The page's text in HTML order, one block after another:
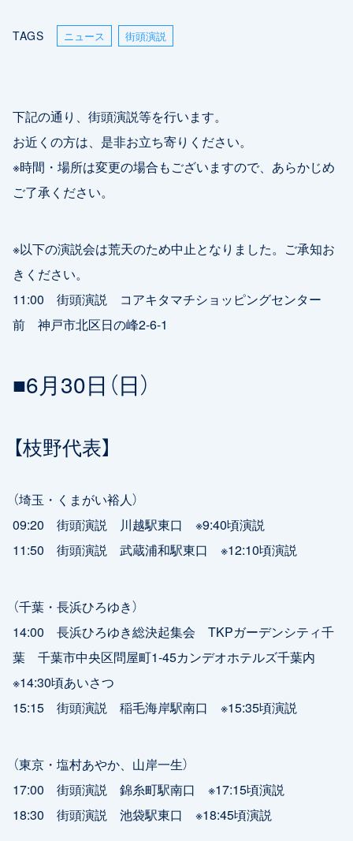
TAGS ニュース 街頭演説
下記の通り、街頭演説等を行います。
お近くの方は、是非お立ち寄りください。
※時間・場所は変更の場合もございますので、あらかじめ
ご了承ください。
※以下の演説会は荒天のため中止となりました。ご承知お
きください。
11:00 街頭演説 コアキタマチショッピングセンター
前 神戸市北区日の峰2-6-1
■6月30日（日）
【枝野代表】
（埼玉・くまがい裕人）
09:20 街頭演説 川越駅東口 ※9:40頃演説
11:50 街頭演説 武蔵浦和駅東口 ※12:10頃演説
（千葉・長浜ひろゆき）
14:00 長浜ひろゆき総決起集会 TKPガーデンシティ千
葉 千葉市中央区問屋町1-45カンデオホテルズ千葉内
※14:30頃あいさつ
15:15 街頭演説 稲毛海岸駅南口 ※15:35頃演説
（東京・塩村あやか、山岸一生）
17:00 街頭演説 錦糸町駅南口 ※17:15頃演説
18:30 街頭演説 池袋駅東口 ※18:45頃演説